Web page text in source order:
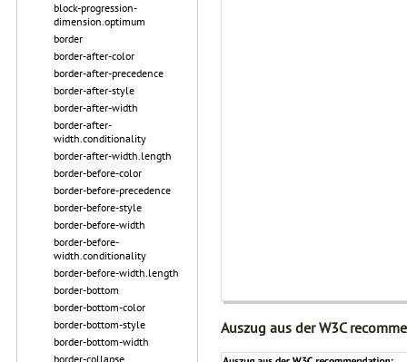
block-progression-
dimension.optimum
border
border-after-color
border-after-precedence
border-after-style
border-after-width
border-after-
width.conditionality
border-after-width.length
border-before-color
border-before-precedence
border-before-style
border-before-width
border-before-
width.conditionality
border-before-width.length
border-bottom
border-bottom-color
border-bottom-style
border-bottom-width
border-collapse
Auszug aus der W3C